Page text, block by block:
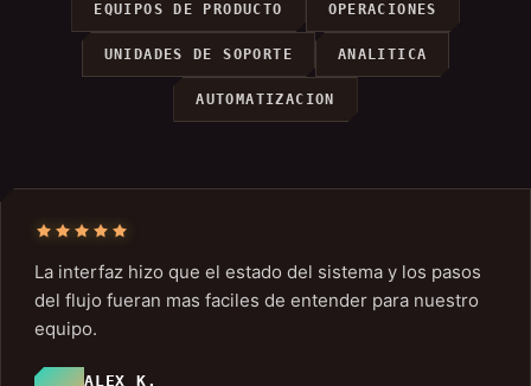
EQUIPOS DE PRODUCTO OPERACIONES
UNIDADES DE SOPORTE ANALITICA
AUTOMATIZACION
La interfaz hizo que el estado del sistema y los pasos
del flujo fueran mas faciles de entender para nuestro
equipo.
ALEX K.